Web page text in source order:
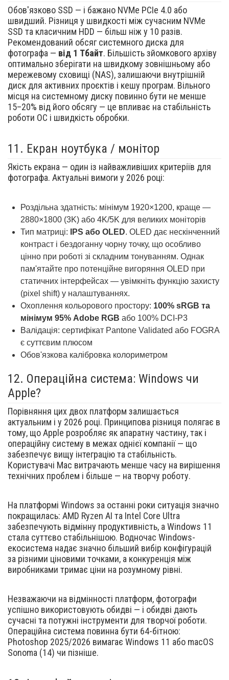
Обов'язково SSD — і бажано NVMe PCIe 4.0 або
швидший. Різниця у швидкості між сучасним NVMe
SSD та класичним HDD — більш ніж у 10 разів.
Рекомендований обсяг системного диска для
фотографа — від 1 Тбайт. Більшість зйомкового архіву
оптимально зберігати на швидкому зовнішньому або
мережевому сховищі (NAS), залишаючи внутрішній
диск для активних проєктів і кешу програм. Вільного
місця на системному диску повинно бути не менше
15–20% від його обсягу — це впливає на стабільність
роботи ОС і швидкість обробки.
11. Екран ноутбука / монітор
Якість екрана — один із найважливіших критеріїв для
фотографа. Актуальні вимоги у 2026 році:
Роздільна здатність: мінімум 1920×1200, краще —
2880×1800 (3K) або 4K/5K для великих моніторів
Тип матриці:
IPS або OLED. OLED дає нескінченний
контраст і бездоганну чорну точку, що особливо
цінно при роботі зі складним тонуванням. Однак
пам'ятайте про потенційне вигоряння OLED при
статичних інтерфейсах — увімкніть функцію захисту
(pixel shift) у налаштуваннях.
Охоплення кольорового простору: 100% sRGB та
мінімум 95% Adobe RGB або 100% DCI-P3
Валідація: сертифікат Pantone Validated або FOGRA
є суттєвим плюсом
Обов'язкова калібровка колориметром
12. Операційна система: Windows чи
Apple?
Порівняння цих двох платформ залишається
актуальним і у 2026 році. Принципова різниця полягає в
тому, що Apple розробляє як апаратну частину, так і
операційну систему в межах однієї компанії — що
забезпечує вищу інтеграцію та стабільність.
Користувачі Mac витрачають менше часу на вирішення
технічних проблем і більше — на творчу роботу.
На платформі Windows за останні роки ситуація значно
покращилась: AMD Ryzen AI та Intel Core Ultra
забезпечують відмінну продуктивність, а Windows 11
стала суттєво стабільнішою. Водночас Windows-
екосистема надає значно більший вибір конфігурацій
за різними ціновими точками, а конкуренція між
виробниками тримає ціни на розумному рівні.
Незважаючи на відмінності платформ, фотографи
успішно використовують обидві — і обидві дають
сучасні та потужні інструменти для творчої роботи.
Операційна система повинна бути 64-бітною:
Photoshop 2025/2026 вимагає Windows 11 або macOS
Sonoma (14) чи пізніше.